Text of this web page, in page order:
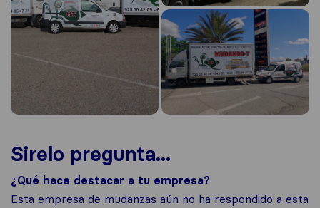
Sirelo pregunta...
¿Qué hace destacar a tu empresa?
Esta empresa de mudanzas aún no ha respondido a esta